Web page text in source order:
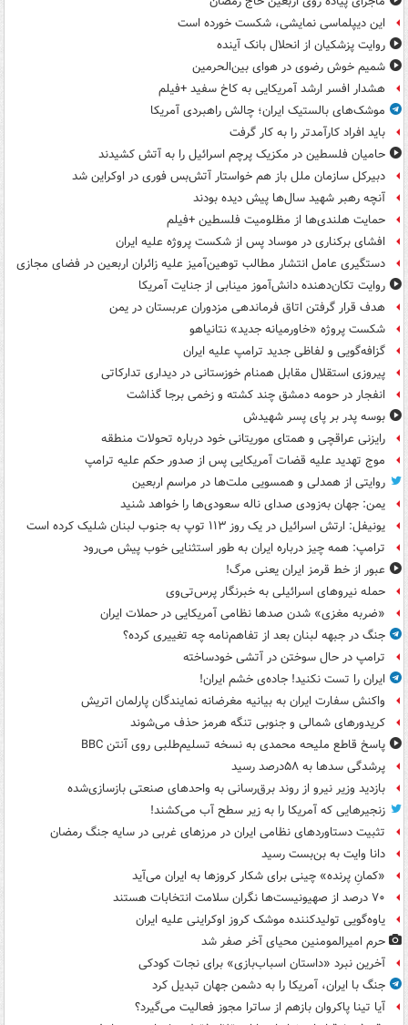
این دیپلماسی نمایشی، شکست خورده است
روایت پزشکیان از انحلال بانک آینده
شمیم خوش رضوی در هوای بین‌الحرمین
هشدار افسر ارشد آمریکایی به کاخ سفید +فیلم
موشک‌های بالستیک ایران؛ چالش راهبردی آمریکا
باید افراد کارآمدتر را به کار گرفت
حامیان فلسطین در مکزیک پرچم اسرائیل را به آتش کشیدند
دبیرکل سازمان ملل باز هم خواستار آتش‌بس فوری در اوکراین شد
آنچه رهبر شهید سال‌ها پیش دیده بودند
حمایت هلندی‌ها از مظلومیت فلسطین +فیلم
افشای برکناری در موساد پس از شکست پروژه علیه ایران
دستگیری عامل انتشار مطالب توهین‌آمیز علیه زائران اربعین در فضای مجازی
روایت تکان‌دهنده دانش‌آموز مینابی از جنایت آمریکا
هدف قرار گرفتن اتاق‌ فرماندهی مزدوران عربستان در یمن
شکست پروژه «خاورمیانه جدید» نتانیاهو
گزافه‌گویی و لفاظی جدید ترامپ علیه ایران
پیروزی استقلال مقابل همنام خوزستانی در دیداری تدارکاتی
انفجار در حومه دمشق چند کشته و زخمی برجا گذاشت
بوسه‌ پدر بر پای پسر شهیدش
رایزنی عراقچی و همتای موریتانی خود درباره تحولات منطقه
موج تهدید علیه قضات آمریکایی پس از صدور حکم علیه ترامپ
روایتی از همدلی و همسویی ملت‌ها در مراسم اربعین
یمن: جهان به‌زودی صدای ناله سعودی‌ها را خواهد شنید
یونیفل: ارتش اسرائیل در یک روز ۱۱۳ توپ به جنوب لبنان شلیک کرده است
ترامپ: همه چیز درباره ایران به طور استثنایی خوب پیش می‌رود
عبور از خط قرمز ایران یعنی مرگ!
حمله نیروهای اسرائیلی به خبرنگار پرس‌تی‌وی
«ضربه مغزی» شدن صدها نظامی آمریکایی در حملات ایران
جنگ در جبهه لبنان بعد از تفاهم‌نامه چه تغییری کرده؟
ترامپ در حال سوختن در آتشی خودساخته
ایران را تست نکنید! جاده‌ی خشم ایران!
واکنش سفارت ایران به بیانیه مغرضانه نمایندگان پارلمان اتریش
کریدورهای شمالی و جنوبی تنگه هرمز حذف می‌شوند
پاسخ قاطع ملیحه محمدی به نسخه تسلیم‌طلبی روی آنتن BBC
پرشدگی سدها به ۵۸درصد رسید
بازدید وزیر نیرو از روند برق‌رسانی به واحدهای صنعتی بازسازی‌شده
زنجیرهایی که آمریکا را به زیر سطح آب می‌کشند!
تثبیت دستاوردهای نظامی ایران در مرزهای غربی در سایه جنگ رمضان
دانا وایت به بن‌بست رسید
«کمانِ پرنده» چینی برای شکار کروزها به ایران می‌آید
۷۰ درصد از صهیونیست‌ها نگران سلامت انتخابات هستند
یاوه‌گویی تولیدکننده موشک کروز اوکراینی علیه ایران
حرم امیرالمومنین محیای آخر صفر شد
آخرین نبرد «داستان اسباب‌بازی» برای نجات کودکی
جنگ با ایران، آمریکا را به دشمن جهان تبدیل کرد
آیا تینا پاکروان بازهم از ساترا مجوز فعالیت می‌گیرد؟